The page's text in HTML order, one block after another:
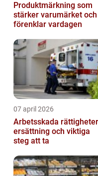
Produktmärkning som
stärker varumärket och
förenklar vardagen
07 april 2026
Arbetsskada rättigheter,
ersättning och viktiga
steg att ta